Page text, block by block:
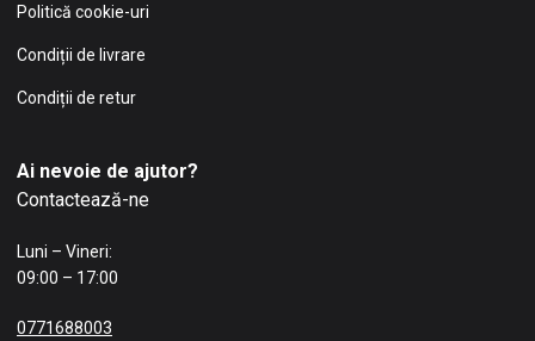
Politică cookie-uri
Condiții de livrare
Condiții de retur
Ai nevoie de ajutor?
Contactează-ne
Luni – Vineri:
09:00 – 17:00
0771688003